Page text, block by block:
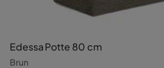
Edessa Potte 80 cm
Brun